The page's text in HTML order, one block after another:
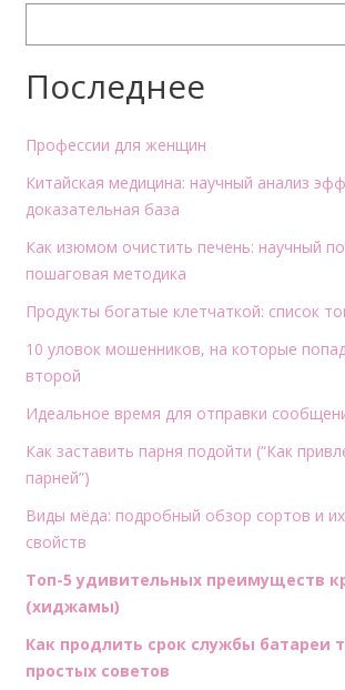
Последнее
Профессии для женщин
Китайская медицина: научный анализ
доказательная база
Как изюмом очистить печень: научный
пошаговая методика
Продукты богатые клетчаткой: список
10 уловок мошенников, на которые
второй
Идеальное время для отправки
Как заставить парня подойти (“Как
парней”)
Виды мёда: подробный обзор сортов и
свойств
Топ-5 удивительных преимуществ
(хиджамы)
Как продлить срок службы батареи
простых советов